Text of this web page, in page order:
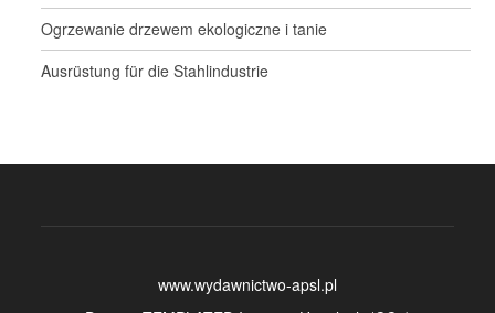
Ogrzewanie drzewem ekologiczne i tanie
Ausrüstung für die Stahlindustrie
www.wydawnictwo-apsl.pl